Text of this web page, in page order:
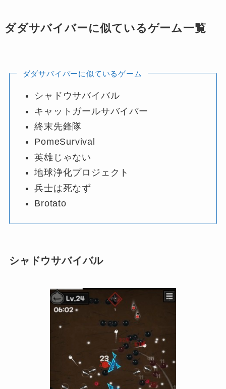
ダダサバイバーに似ているゲーム一覧
ダダサバイバーに似ているゲーム
シャドウサバイバル
キャットガールサバイバー
終末先鋒隊
PomeSurvival
英雄じゃない
地球浄化プロジェクト
兵士は死なず
Brotato
シャドウサバイバル